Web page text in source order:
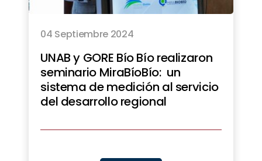
04 Septiembre 2024
UNAB y GORE Bío Bío realizaron
seminario MiraBíoBío: un
sistema de medición al servicio
del desarrollo regional